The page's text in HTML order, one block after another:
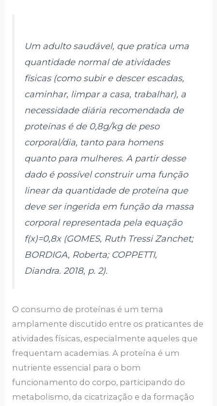
Um adulto saudável, que pratica uma
quantidade normal de atividades
físicas (como subir e descer escadas,
caminhar, limpar a casa, trabalhar), a
necessidade diária recomendada de
proteínas é de 0,8g/kg de peso
corporal/dia, tanto para homens
quanto para mulheres. A partir desse
dado é possível construir uma função
linear da quantidade de proteína que
deve ser ingerida em função da massa
corporal representada pela equação
f(x)=0,8x (GOMES, Ruth Tressi Zanchet;
BORDIGA, Roberta; COPPETTI,
Diandra. 2018, p. 2).
O consumo de proteínas é um tema
amplamente discutido entre os praticantes de
atividades físicas, especialmente aqueles que
frequentam academias. A proteína é um
nutriente essencial para o bom
funcionamento do corpo, participando do
metabolismo, da cicatrização e da formação